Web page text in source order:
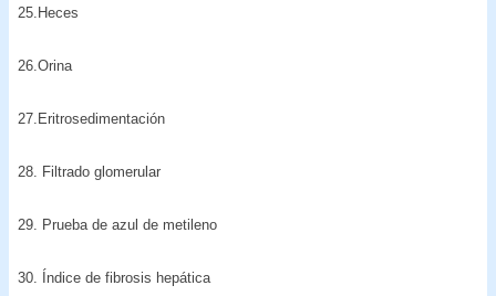
25.Heces
26.Orina
27.Eritrosedimentación
28. Filtrado glomerular
29. Prueba de azul de metileno
30. Índice de fibrosis hepática